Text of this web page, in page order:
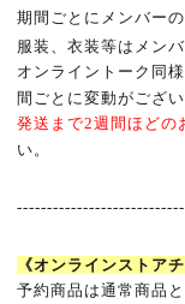
期間ごとにメンバー
服装、衣装等はメン
オンライントーク同
間ごとに変動がござ
発送まで2週間ほどの
い。
《オンラインストア
予約商品は通常商品